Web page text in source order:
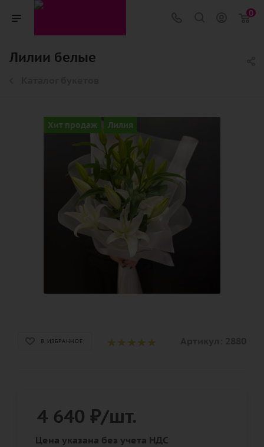
0
Лилии белые
Хит продаж Лилия
В ИЗБРАННОЕ
4 640 ₽/шт.
Цена указана без учета НДС